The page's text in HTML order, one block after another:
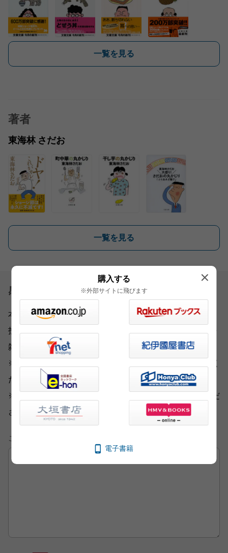
一覧を見る
著者
東海林 さだお
一覧を見る
感想を送る
本書をお読みになったご意見・ご感想をお寄せください。
投稿されたお客様の声は、弊社ウェブサイト、また新聞・
雑誌広告などに掲載させていただく場合がございます。
※いただいた内容へのご返信は致しかねますのでご了承く
ださい。
※ご意見・ご感想以外は、
から各部門にお送りくだ
さい。
ご意見・ご感想
購入する
※外部サイトに飛びます
電子書籍